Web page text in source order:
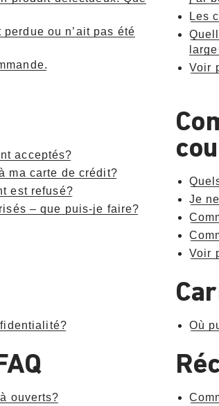
perdue ou n’ait pas été
Les
Voir
acceptés?
ma carte de crédit?
est refusé?
– que puis-je faire?
Je
Voir
Où
ouverts?